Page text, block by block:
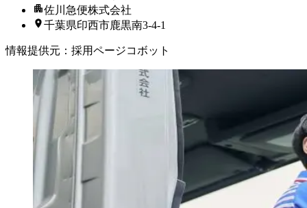
佐川急便株式会社
千葉県印西市鹿黒南3-4-1
情報提供元 ： 採用ページコボット